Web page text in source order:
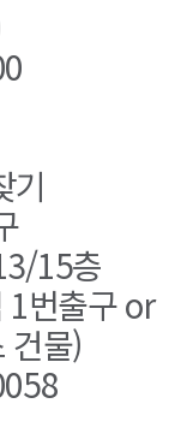
15층
1번출구 or
건물)